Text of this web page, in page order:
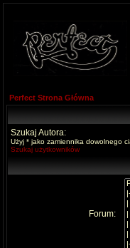
Perfect Strona Główna
Szukaj Autora:
Użyj * jako zamiennika dowolnego
Szukaj użytkowników
Forum: